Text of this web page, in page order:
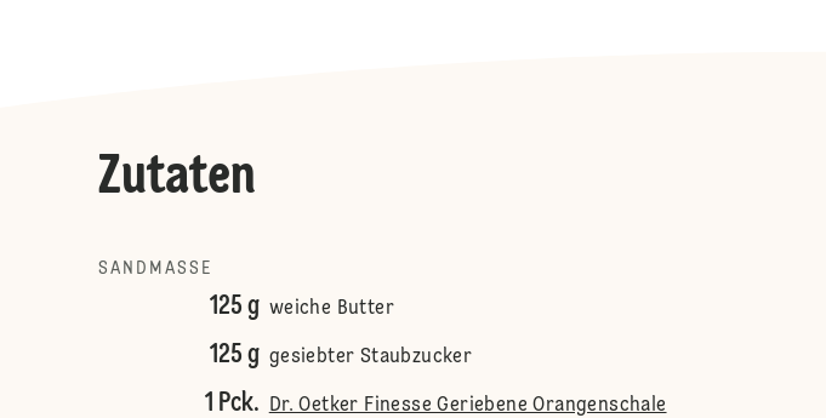
Zutaten
SANDMASSE
125 g weiche Butter
125 g gesiebter Staubzucker
1 Pck. Dr. Oetker Finesse Geriebene Orangenschale